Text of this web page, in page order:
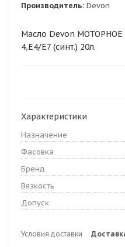
Производитель: Devon
Масло Devon МОТОРНОЕ
4,E4/E7 (синт.) 20л.
Характеристики
Назначение
Фасовка
Бренд
Вязкость
Допуск
Условия доставки